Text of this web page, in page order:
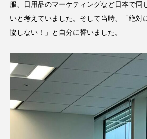
服、日用品のマーケティングなど日本で同
いと考えていました。そして当時、「絶対
協しない！」と自分に誓いました。